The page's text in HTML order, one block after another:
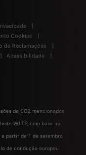
Cookies
de Reclamações
Acessibilidade
de CO2 mencionados
WLTP, com base no
a partir de 1 de setembro
de condução europeu